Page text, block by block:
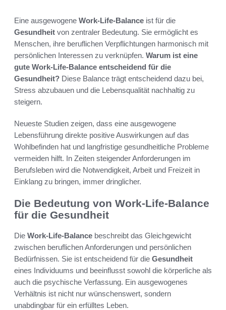
Eine ausgewogene Work-Life-Balance ist für die
Gesundheit von zentraler Bedeutung. Sie ermöglicht es
Menschen, ihre beruflichen Verpflichtungen harmonisch mit
persönlichen Interessen zu verknüpfen. Warum ist eine
gute Work-Life-Balance entscheidend für die
Gesundheit? Diese Balance trägt entscheidend dazu bei,
Stress abzubauen und die Lebensqualität nachhaltig zu
steigern.
Neueste Studien zeigen, dass eine ausgewogene
Lebensführung direkte positive Auswirkungen auf das
Wohlbefinden hat und langfristige gesundheitliche Probleme
vermeiden hilft. In Zeiten steigender Anforderungen im
Berufsleben wird die Notwendigkeit, Arbeit und Freizeit in
Einklang zu bringen, immer dringlicher.
Die Bedeutung von Work-Life-Balance
für die Gesundheit
Die Work-Life-Balance beschreibt das Gleichgewicht
zwischen beruflichen Anforderungen und persönlichen
Bedürfnissen. Sie ist entscheidend für die Gesundheit
eines Individuums und beeinflusst sowohl die körperliche als
auch die psychische Verfassung. Ein ausgewogenes
Verhältnis ist nicht nur wünschenswert, sondern
unabdingbar für ein erfülltes Leben.